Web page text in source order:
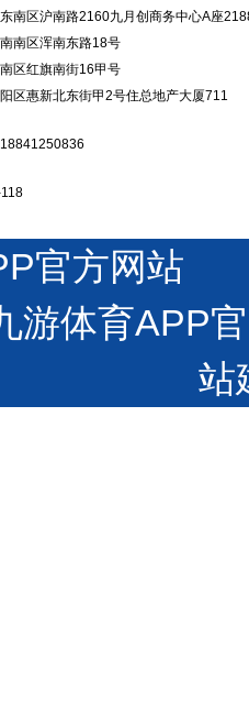
南区沪南路2160九月创商务中心A座
南区浑南东路18号
区红旗南街16甲号
区惠新北东街甲2号住总地产大厦711
官方网站
游体育
站